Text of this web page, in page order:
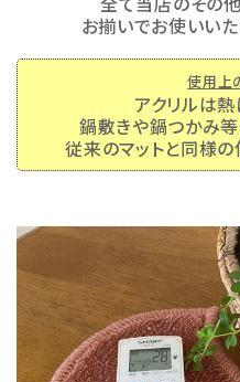
お揃いでお使いいた
使用上
アクリルは
鍋敷きや鍋つかみ
従来のマットと同様